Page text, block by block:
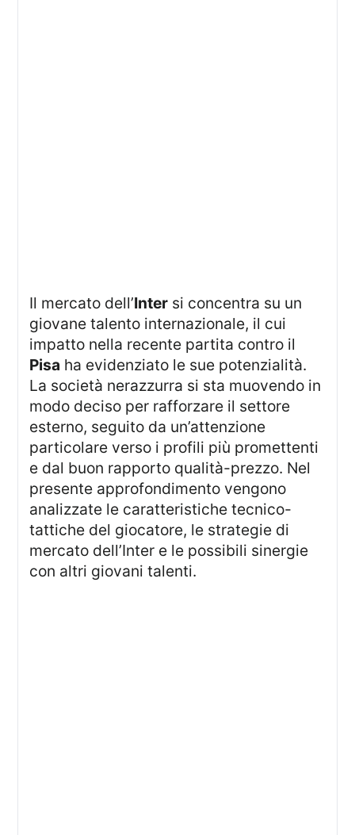
Il mercato dell’Inter si concentra su un
giovane talento internazionale, il cui
impatto nella recente partita contro il
Pisa ha evidenziato le sue potenzialità.
La società nerazzurra si sta muovendo in
modo deciso per rafforzare il settore
esterno, seguito da un’attenzione
particolare verso i profili più promettenti
e dal buon rapporto qualità-prezzo. Nel
presente approfondimento vengono
analizzate le caratteristiche tecnico-
tattiche del giocatore, le strategie di
mercato dell’Inter e le possibili sinergie
con altri giovani talenti.